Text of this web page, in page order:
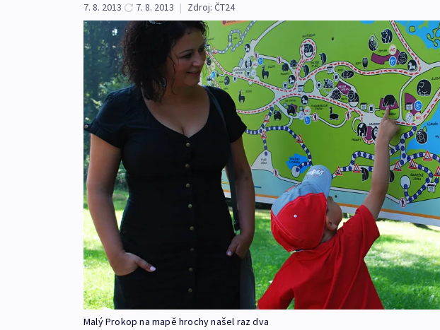
7. 8. 2013
7. 8. 2013 | Zdroj: ČT24
Malý Prokop na mapě hrochy našel raz dva